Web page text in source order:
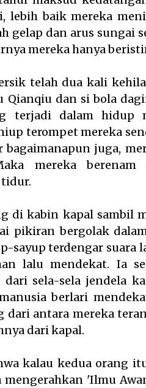
lebih baik mereka
gelap dan arus sungai
mereka hanya
telah dua kali
dan si bola
terjadi dalam hidup
terompet mereka
bagaimanapun juga,
mereka
di kabin kapal sambil
pikiran bergolak
sayup terdengar
lalu mendekat. Ia
sela-sela jendela
berlari
dari antara mereka
dari kapal.
kalau kedua orang
mengerahkan 'Ilmu